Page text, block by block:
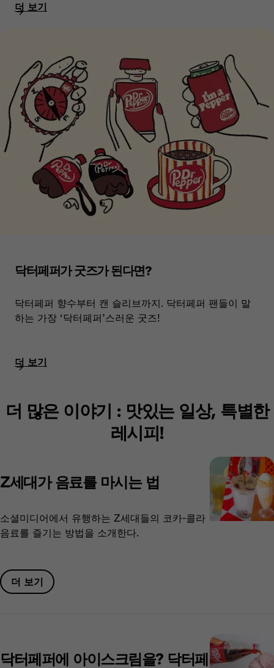
더 보기​
닥터페퍼가 굿즈가 된다면?
닥터페퍼 향수부터 캔 슬리브까지. 닥터페퍼 팬들이 말
하는 가장 ‘닥터페퍼’스러운 굿즈!
더 보기​
더 많은 이야기 : 맛있는 일상, 특별한
레시피!
Z세대가 음료를 마시는 법
소셜미디어에서 유행하는 Z세대들의 코카-콜라
음료를 즐기는 방법을 소개한다.
더 보기​
닥터페퍼에 아이스크림을? 닥터페